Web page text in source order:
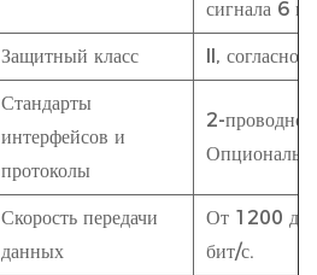
сигнала 6
Защитный класс II,
Стандарты
интерфейсов и
протоколы
2-
Скорость передачи
данных
От 1200 до
бит/с.